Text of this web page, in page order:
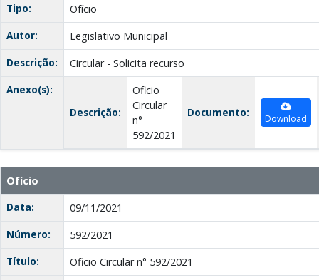
Tipo:
Ofício
Autor:
Legislativo Municipal
Descrição:
Circular - Solicita recurso
Anexo(s):
Descrição:
Oficio
Circular
n°
592/2021
Documento: Download
Ofício
Data:
09/11/2021
Número:
592/2021
Título:
Oficio Circular n° 592/2021